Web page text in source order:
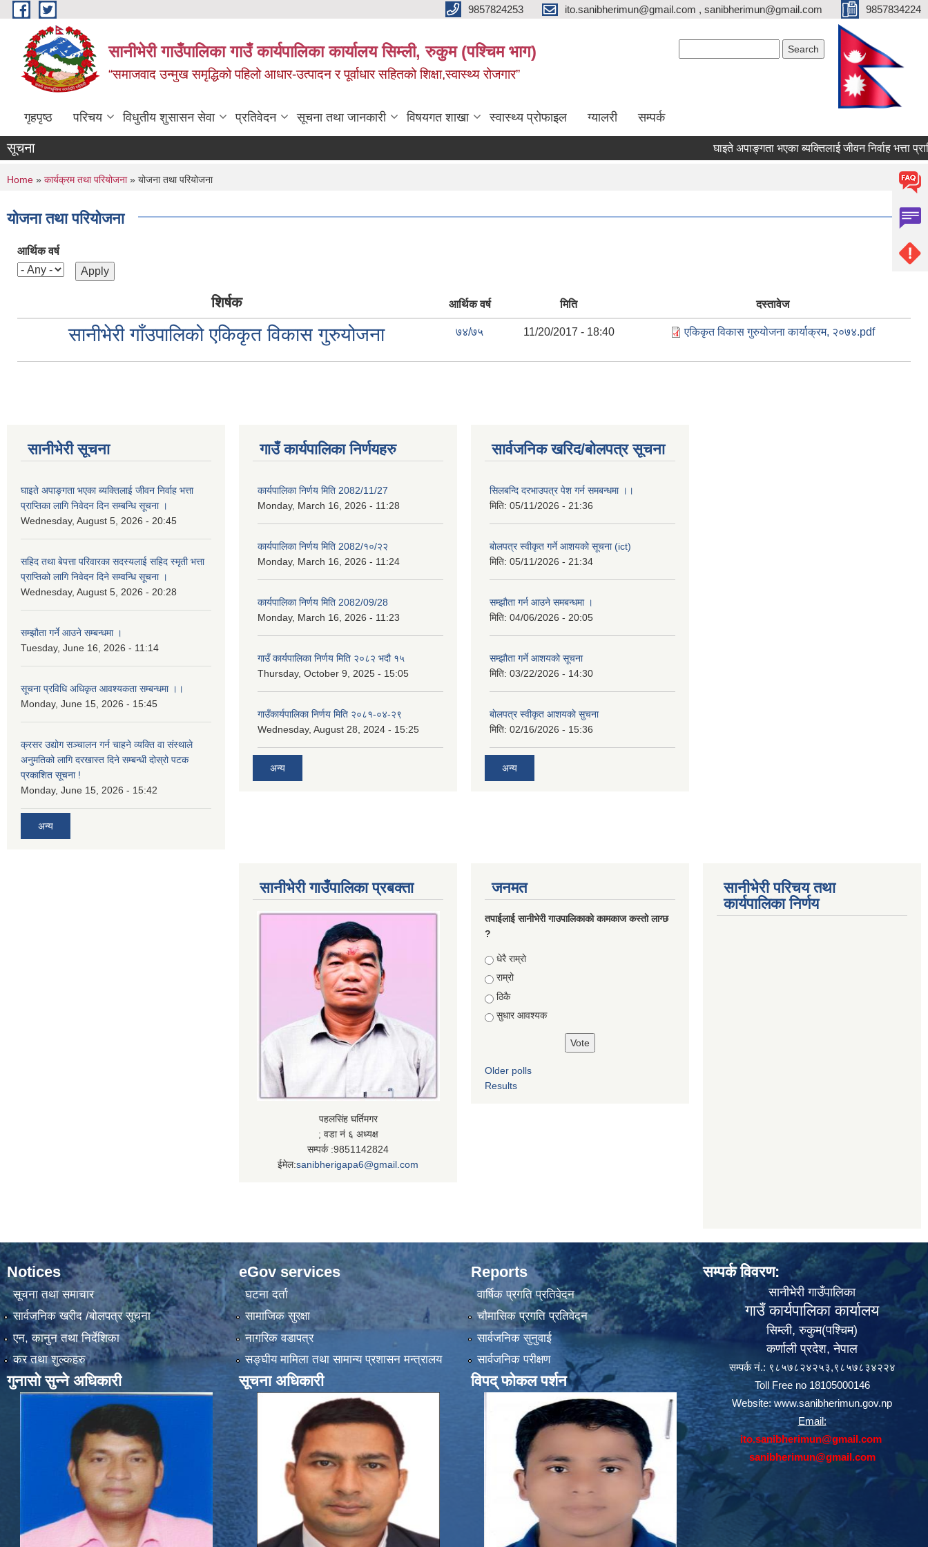
Skip to main content 9857824253 ito.sanibherimun@gmail.com , sanibherimun@gmail.com 9857834224
सानीभेरी गाउँपालिका गाउँ कार्यपालिका कार्यालय सिम्ली, रुकुम (पश्चिम भाग)
“समाजवाद उन्मुख समृद्धिको पहिलो आधार-उत्पादन र पूर्वाधार सहितको शिक्षा,स्वास्थ्य रोजगार”
गृहपृष्ठ परिचय विधुतीय शुसासन सेवा प्रतिवेदन सूचना तथा जानकारी विषयगत शाखा स्वास्थ्य प्रोफाइल ग्यालरी सम्पर्क
सूचना घाइते अपाङ्गता भएका ब्यक्तिलाई जीवन निर्वाह भत्ता
You are here
Home » कार्यक्रम तथा परियोजना» योजना तथा परियोजना
योजना तथा परियोजना
आर्थिक वर्ष
शिर्षक आर्थिक वर्ष मिति दस्तावेज
सानीभेरी गाँउपालिको एकिकृत विकास गुरुयोजना ७४/७५ 11/20/2017 - 18:40 एकिकृत विकास गुरुयोजना कार्याक्रम, २०७४.pdf
सानीभेरी सूचना
घाइते अपाङ्गता भएका ब्यक्तिलाई जीवन निर्वाह भत्ता
प्राप्तिका लागि निवेदन दिन सम्बन्धि सूचना ।
Wednesday, August 5, 2026 - 20:45
सहिद तथा बेपत्ता परिवारका सदस्यलाई सहिद स्मृती भत्ता
प्राप्तिको लागि निवेदन दिने सम्वन्धि सूचना ।
Wednesday, August 5, 2026 - 20:28
सम्झौता गर्ने आउने सम्बन्धमा ।
Tuesday, June 16, 2026 - 11:14
सूचना प्रविधि अधिकृत आवश्यकता सम्बन्धमा ।।
Monday, June 15, 2026 - 15:45
क्रसर उद्योग सञ्चालन गर्न चाहने व्यक्ति वा संस्थाले
अनुमतिको लागि दरखास्त दिने सम्बन्धी दोस्रो पटक
प्रकाशित सूचना !
Monday, June 15, 2026 - 15:42
अन्य
गाउँ कार्यपालिका निर्णयहरु
कार्यपालिका निर्णय मिति 2082/11/27
Monday, March 16, 2026 - 11:28
कार्यपालिका निर्णय मिति 2082/१०/२२
Monday, March 16, 2026 - 11:24
कार्यपालिका निर्णय मिति 2082/09/28
Monday, March 16, 2026 - 11:23
गाउँ कार्यपालिका निर्णय मिति २०८२ भदौ १५
Thursday, October 9, 2025 - 15:05
गाउँकार्यपालिका निर्णय मिति २०८१-०४-२९
Wednesday, August 28, 2024 - 15:25
अन्य
सार्वजनिक खरिद/बोलपत्र सूचना
सिलबन्दि दरभाउपत्र पेश गर्न समबन्धमा ।।
मिति: 05/11/2026 - 21:36
बाेलपत्र स्वीकृत गर्ने आशयकाे सूचना (ict)
मिति: 05/11/2026 - 21:34
सम्झौता गर्न आउने समबन्धमा ।
मिति: 04/06/2026 - 20:05
सम्झौता गर्ने आशयको सूचना
मिति: 03/22/2026 - 14:30
बाेलपत्र स्वीकृत आशयकाे सुचना
मिति: 02/16/2026 - 15:36
अन्य
सानीभेरी गाउँपालिका प्रबक्ता
पहलसिंह घर्तिमगर
; वडा नं ६ अध्यक्ष
सम्पर्क :9851142824
ईमेल:sanibherigapa6@gmail.com
जनमत
तपाईलाई सानीभेरी गाउपालिकाकाे कामकाज कस्ताे लाग्छ
?
Choices
धेरै राम्राे
राम्रो
ठिकै
सुधार आवश्यक
Older polls
Results
सानीभेरी परिचय तथा
कार्यपालिका निर्णय
Notices
सूचना तथा समाचार
सार्वजनिक खरीद /बोलपत्र सूचना
एन, कानुन तथा निर्देशिका
कर तथा शुल्कहरु
गुनासो सुन्ने अधिकारी
eGov services
घटना दर्ता
सामाजिक सुरक्षा
नागरिक वडापत्र
सङ्‍घीय मामिला तथा सामान्य प्रशासन मन्त्रालय
सूचना अधिकारी
Reports
वार्षिक प्रगति प्रतिवेदन
चौमासिक प्रगति प्रतिवेदन
सार्वजनिक सुनुवाई
सार्वजनिक परीक्षण
विपद् फोकल पर्शन
सम्पर्क विवरण:
सानीभेरी गाउँपालिका
गाउँ कार्यपालिका कार्यालय
सिम्ली, रुकुम(पश्‍चिम)
कर्णाली प्रदेश, नेपाल
सम्पर्क नं.: ९८५७८२४२५३,९८५७८३४२२४
Toll Free no 18105000146
Website:www.sanibherimun.gov.np
Email:
ito.sanibherimun@gmail.com
sanibherimun@gmail.com